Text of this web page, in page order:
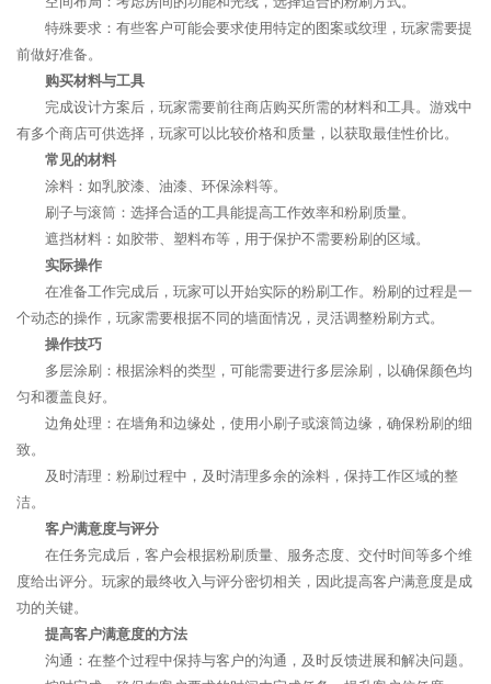
特殊要求：有些客户可能会要求使用特定的图案或纹理，玩家需要提
前做好准备。
购买材料与工具
完成设计方案后，玩家需要前往商店购买所需的材料和工具。游戏中
有多个商店可供选择，玩家可以比较价格和质量，以获取最佳性价比。
常见的材料
涂料：如乳胶漆、油漆、环保涂料等。
刷子与滚筒：选择合适的工具能提高工作效率和粉刷质量。
遮挡材料：如胶带、塑料布等，用于保护不需要粉刷的区域。
实际操作
在准备工作完成后，玩家可以开始实际的粉刷工作。粉刷的过程是一
个动态的操作，玩家需要根据不同的墙面情况，灵活调整粉刷方式。
操作技巧
多层涂刷：根据涂料的类型，可能需要进行多层涂刷，以确保颜色均
匀和覆盖良好。
边角处理：在墙角和边缘处，使用小刷子或滚筒边缘，确保粉刷的细
致。
及时清理：粉刷过程中，及时清理多余的涂料，保持工作区域的整
洁。
客户满意度与评分
在任务完成后，客户会根据粉刷质量、服务态度、交付时间等多个维
度给出评分。玩家的最终收入与评分密切相关，因此提高客户满意度是成
功的关键。
提高客户满意度的方法
沟通：在整个过程中保持与客户的沟通，及时反馈进展和解决问题。